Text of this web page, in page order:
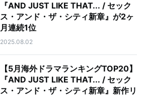
『AND JUST LIKE THAT... / セック
ス・アンド・ザ・シティ新章』が2ヶ
月連続1位
2025.08.02
【5月海外ドラマランキングTOP20】
『AND JUST LIKE THAT... / セック
ス・アンド・ザ・シティ新章』新作リ